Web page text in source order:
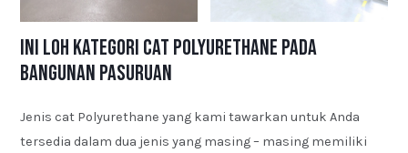
Ini Loh Kategori Cat Polyurethane pada
Bangunan Pasuruan
Jenis cat Polyurethane yang kami tawarkan untuk Anda
tersedia dalam dua jenis yang masing – masing memiliki